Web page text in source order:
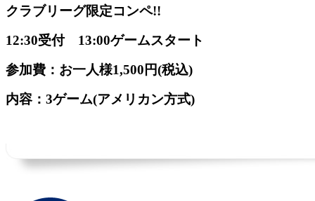
クラブリーグ限定コンペ!!
12:30受付 13:00ゲームスタート
参加費：お一人様1,500円(税込)
内容：3ゲーム(アメリカン方式)